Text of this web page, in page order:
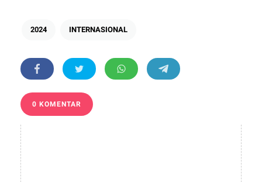
2024 INTERNASIONAL
0 KOMENTAR